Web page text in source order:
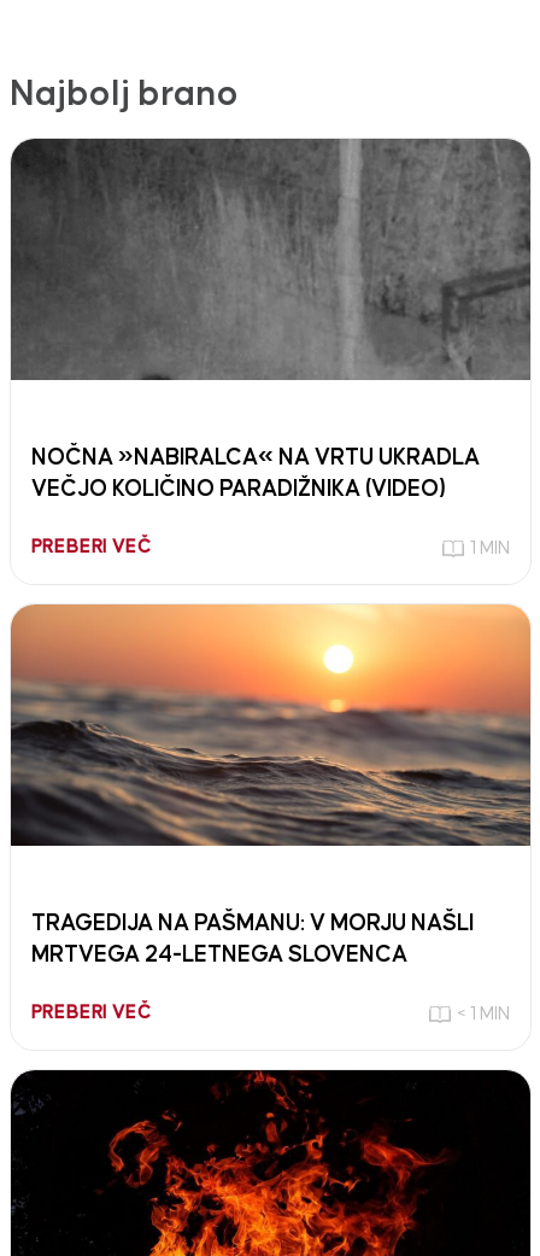
Najbolj brano
NOČNA »NABIRALCA« NA VRTU UKRADLA
VEČJO KOLIČINO PARADIŽNIKA (VIDEO)
PREBERI VEČ 1 MIN
TRAGEDIJA NA PAŠMANU: V MORJU NAŠLI
MRTVEGA 24-LETNEGA SLOVENCA
PREBERI VEČ < 1 MIN